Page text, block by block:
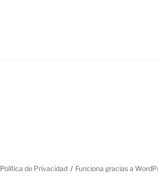
Política de Privacidad Funciona gracias a